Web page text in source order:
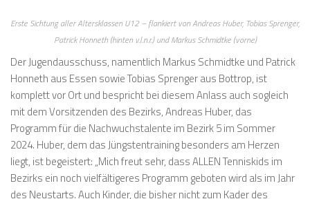
Erste Sichtung aller Altersklassen U12 – flankiert von Andreas Huber, Tobias Sprenger,
Patrick Honneth (hinten v.l.n.r.) und Markus Schmidtke (vorne)
Der Jugendausschuss, namentlich Markus Schmidtke und Patrick
Honneth aus Essen sowie Tobias Sprenger aus Bottrop, ist
komplett vor Ort und bespricht bei diesem Anlass auch sogleich
mit dem Vorsitzenden des Bezirks, Andreas Huber, das
Programm für die Nachwuchstalente im Bezirk 5 im Sommer
2024. Huber, dem das Jüngstentraining besonders am Herzen
liegt, ist begeistert: „Mich freut sehr, dass ALLEN Tenniskids im
Bezirks ein noch vielfältigeres Programm geboten wird als im Jahr
des Neustarts. Auch Kinder, die bisher nicht zum Kader des